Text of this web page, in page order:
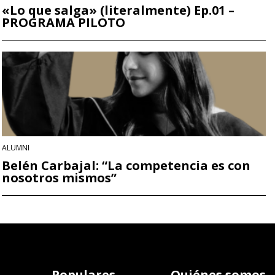
«Lo que salga» (literalmente) Ep.01 –
PROGRAMA PILOTO
ALUMNI
Belén Carbajal: “La competencia es con
nosotros mismos”